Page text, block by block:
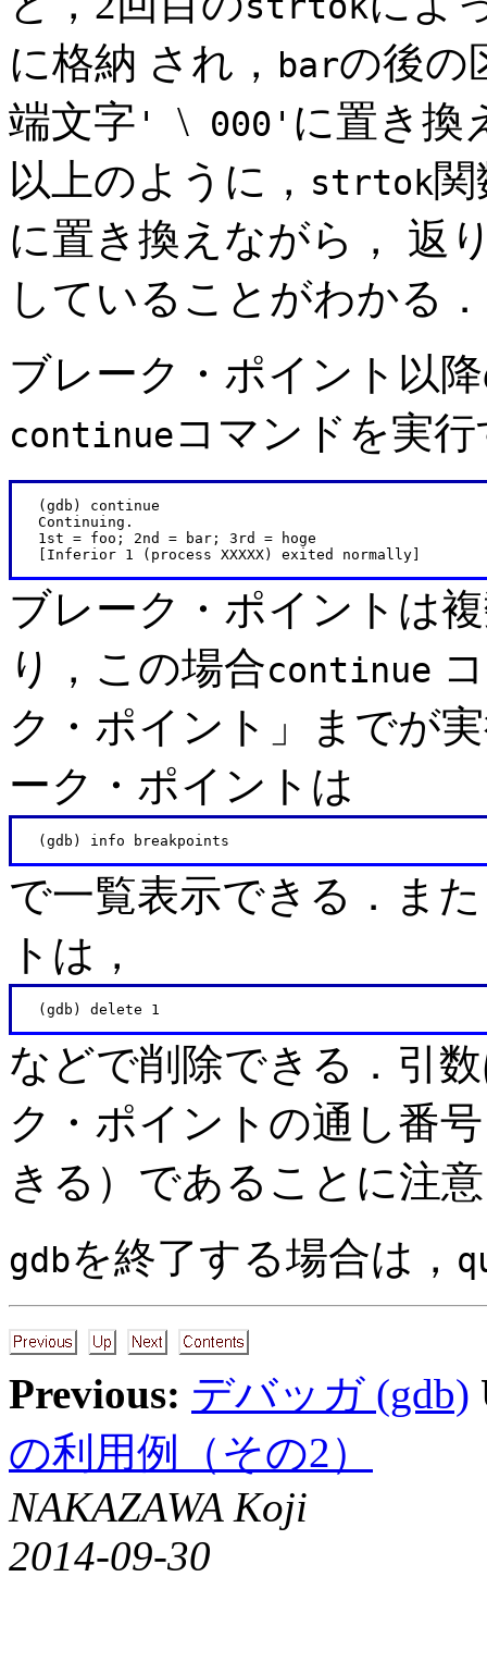
に格納 され，
barの後の
端文字 ' \ 000' に置き換
以上のように， strtok
に置き換えながら， 返
していることがわかる．
ブレーク・ポイント以
continueコマンドを実
   (gdb) continue
   Continuing.
   1st = foo; 2nd = bar; 3rd = hoge
ブレーク・ポイントは
り，この場合continue
ク・ポイント」までが
ーク・ポイントは
で一覧表示できる．ま
トは，
などで削除できる．引
ク・ポイントの通し番
きる）であることに注
gdbを終了する場合は，
Previous: デバッガ (gdb)
の利用例（その2）
NAKAZAWA Koji
2014-09-30